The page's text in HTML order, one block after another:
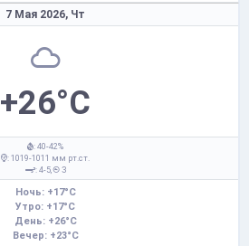
7 Мая 2026, Чт
+26°C
: 40-42%
: 1019-1011 мм рт.ст.
: 4-5,
З
Ночь: +17°C
Утро: +17°C
День: +26°C
Вечер: +23°C